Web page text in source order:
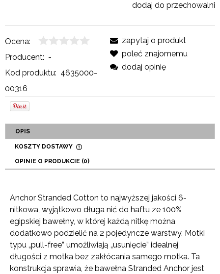
dodaj do przechowalni
Ocena:
Producent: -
Kod produktu: 4635000-
00316
zapytaj o produkt
poleć znajomemu
dodaj opinię
OPIS
KOSZTY DOSTAWY
PŁATNOŚCI
OPINIE O PRODUKCIE (0)
Anchor Stranded Cotton to najwyższej jakości 6-
nitkowa, wyjątkowo długa nić do haftu ze 100%
egipskiej bawełny, w której każdą nitkę można
dodatkowo podzielić na 2 pojedyncze warstwy. Motki
typu „pull-free” umożliwiają „usunięcie” idealnej
długości z motka bez zakłócania samego motka. Ta
konstrukcja sprawia, że ​​bawełna Stranded Anchor jest